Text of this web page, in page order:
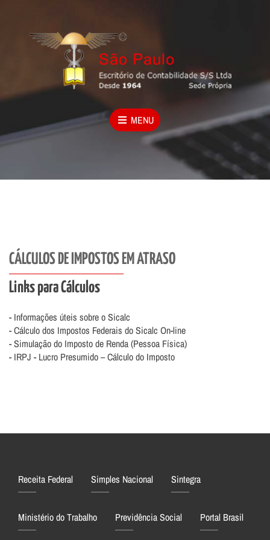
MENU
CÁLCULOS DE IMPOSTOS EM ATRASO
Links para Cálculos
- Informações úteis sobre o Sicalc
- Cálculo dos Impostos Federais do Sicalc On-line
- Simulação do Imposto de Renda (Pessoa Física)
- IRPJ - Lucro Presumido – Cálculo do Imposto
Receita Federal Simples Nacional Sintegra
Ministério do Trabalho Previdência Social Portal Brasil